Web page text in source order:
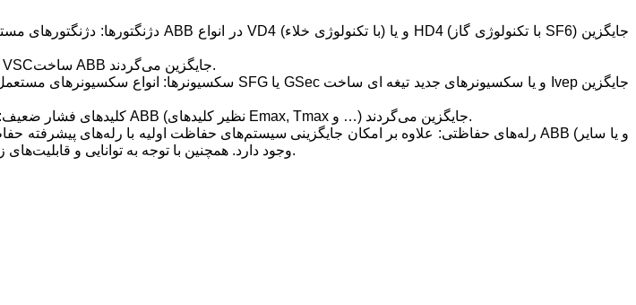
• کنتاکتورها: کنتاکتورهای مستعمل (در انواع فیکس و کشویی) با کنتاکتورهای خلاء جدید و پیشرفته VSCساخت ABB جایگزین می‌گردند.
• کلیدهای فشار ضعیف: کلیدهای فشار ضعیف در انواع هوایی، کمپکت، کنتاکتور و … با کلیدهای پیشرفته و مدرن ساخت ABB (نظیر کلیدهای Emax, Tmax و …) جایگزین می‌گردند.
تولید کنندگان معتبر) وجود دارد. همچنین با توجه به توانایی و قابلیت‌های زیاد رله‌های جدید، امکان جایگزینی چندین رله قدیمی با یک رله جدید وجود دارد.